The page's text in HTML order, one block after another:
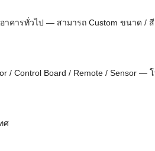
าคารทั่วไป — สามารถ Custom ขนาด /
/ Control Board / Remote / Sensor —
ศ